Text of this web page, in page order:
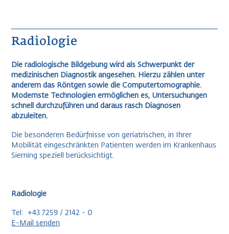
Radiologie
Die radiologische Bildgebung wird als Schwerpunkt der
medizinischen Diagnostik angesehen. Hierzu zählen unter
anderem das Röntgen sowie die Computertomographie.
Modernste Technologien ermöglichen es, Untersuchungen
schnell durchzuführen und daraus rasch Diagnosen
abzuleiten.
Die besonderen Bedürfnisse von geriatrischen, in Ihrer
Mobilität eingeschränkten Patienten werden im Krankenhaus
Sierning speziell berücksichtigt.
Radiologie
Tel: +43 7259 / 2142 - 0
E-Mail senden